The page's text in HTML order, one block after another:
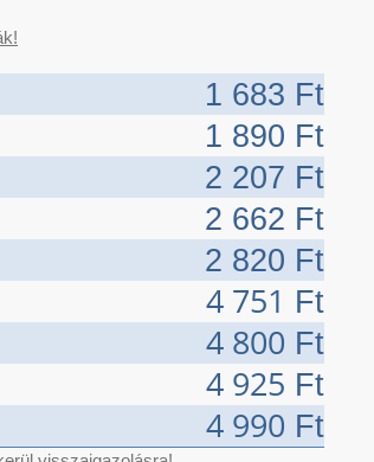
1 683 Ft
1 890 Ft
2 207 Ft
2 662 Ft
2 820 Ft
4 751 Ft
4 800 Ft
4 925 Ft
4 990 Ft